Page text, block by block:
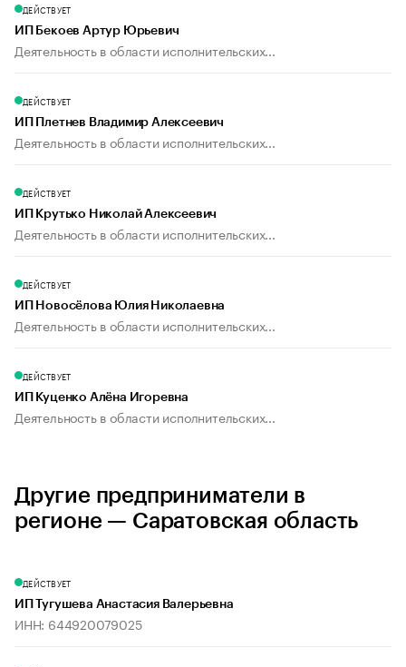
ДЕЙСТВУЕТ
ИП Бекоев Артур Юрьевич
Деятельность в области исполнительских...
ДЕЙСТВУЕТ
ИП Плетнев Владимир Алексеевич
Деятельность в области исполнительских...
ДЕЙСТВУЕТ
ИП Крутько Николай Алексеевич
Деятельность в области исполнительских...
ДЕЙСТВУЕТ
ИП Новосёлова Юлия Николаевна
Деятельность в области исполнительских...
ДЕЙСТВУЕТ
ИП Куценко Алёна Игоревна
Деятельность в области исполнительских...
Другие предприниматели в
регионе — Саратовская область
ДЕЙСТВУЕТ
ИП Тугушева Анастасия Валерьевна
ИНН: 644920079025